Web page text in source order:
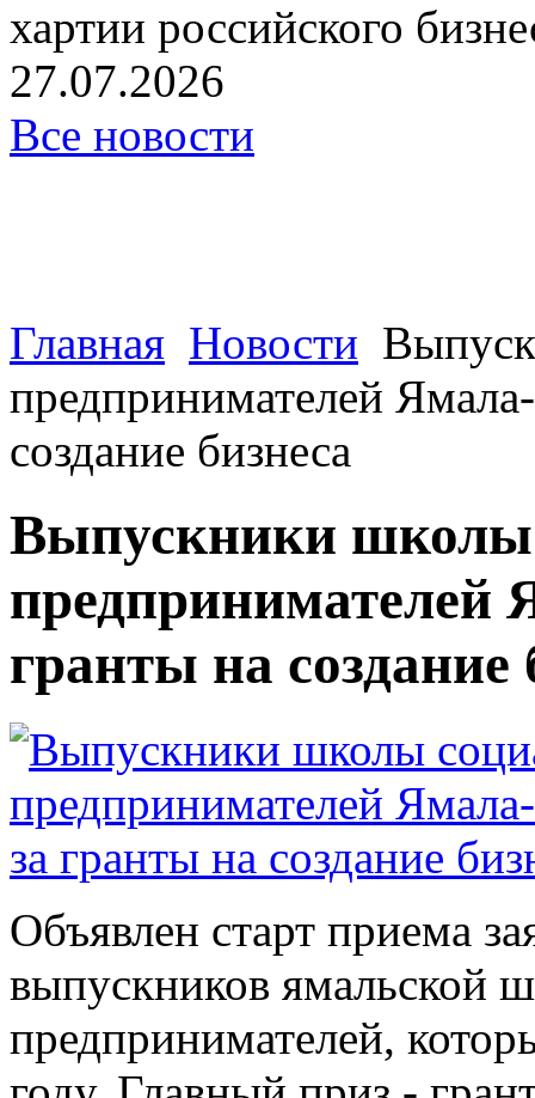
хартии российского
27.07.2026
Все новости
Главная Новости
предпринимателей
создание бизнеса
Выпускники
предпринимателей
гранты на создание
Объявлен старт приема
выпускников ямальской
предпринимателей,